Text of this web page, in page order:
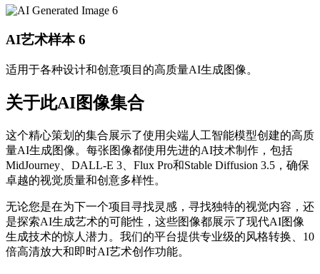
AI艺术样本 6
适用于各种设计和创意项目的高质量AI生成图像。
关于此AI图像集合
这个精心策划的集合展示了使用尖端人工智能模型创建的高质
量AI生成图像。每张图像都使用先进的AI技术制作，包括
MidJourney、DALL-E 3、Flux Pro和Stable Diffusion 3.5，确保
卓越的视觉质量和创意多样性。
无论您是在为下一个项目寻找灵感，寻找独特的视觉内容，还
是探索AI生成艺术的可能性，这些图像都展示了现代AI图像
生成技术的惊人潜力。我们的平台提供专业级的风格转换、10
倍高清放大和即时AI艺术创作功能。